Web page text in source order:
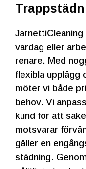
vardag eller
renare. Med
flexibla upplägg
möter vi både
behov. Vi
kund för att
motsvarar
gäller en
städning.